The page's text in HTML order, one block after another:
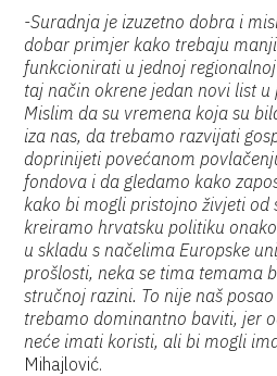
-Suradnja je izuzetno dobra i
dobar primjer kako trebaju
funkcionirati u jednoj
taj način okrene jedan novi list
Mislim da su vremena koja su
iza nas, da trebamo razvijati
doprinijeti povećanom
fondova i da gledamo kako
kako bi mogli pristojno živjeti od
kreiramo hrvatsku politiku
u skladu s načelima Europske
prošlosti, neka se tima temama
stručnoj razini. To nije naš
trebamo dominantno baviti, jer
neće imati koristi, ali bi mogli
Mihajlović.